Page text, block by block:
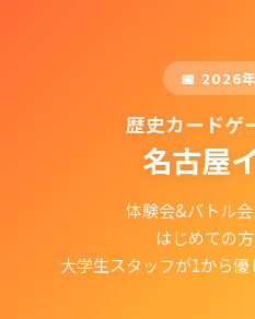
📅 2026
歴史カード
名古屋
体験会&バトル会
はじめての
大学生スタッフが1から